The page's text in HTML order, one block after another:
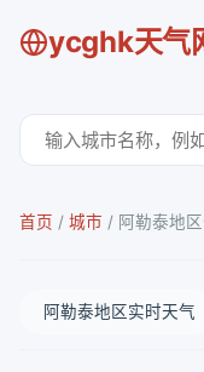
ycghk天气
首页 / 城市 / 阿勒泰地
阿勒泰地区实时天气